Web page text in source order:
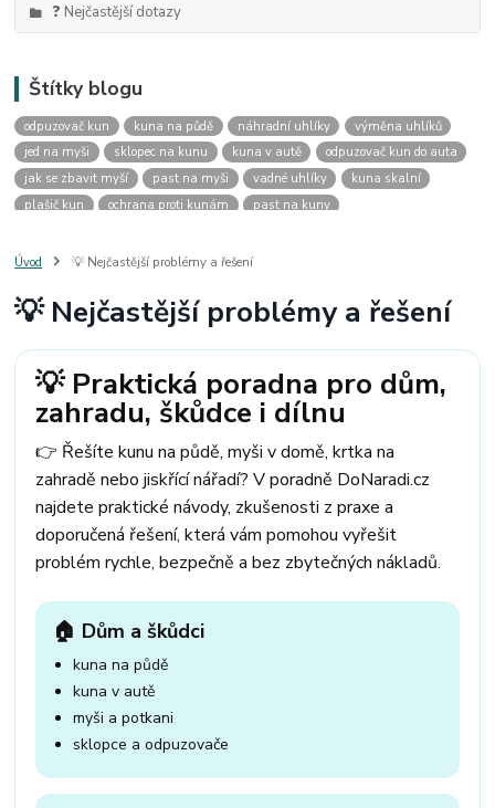
❓ Nejčastější dotazy
Štítky blogu
odpuzovač kun kuna na půdě náhradní uhlíky
výměna uhlíků
jed na myši
sklopec na kunu kuna v autě
odpuzovač kun do auta
jak se zbavit myší
past na myši vadné uhlíky
kuna skalní
plašič kun
ochrana proti kunám
past na kuny
past na kunu
myši v domě odpuzovač myší
štěnice
štěnice v hotelu jak se zbavit kuny
kuna ve střeše
mravenci a mšice
uhlíky do nářadí
uhlíky do nařadí
uhlíky do vysavače
uhlíky do pračky uhlíky do
uhlíky parkside
uhlíky ferm uhlíky makita
uhlíkové kartáče
kde sehnat uhlíky
kde koupit uhlíky
Úvod 💡 Nejčastější problémy a řešení
💡 Nejčastější problémy a řešení
💡 Praktická poradna pro dům,
zahradu, škůdce i dílnu
👉 Řešíte kunu na půdě, myši v domě, krtka na
zahradě nebo jiskřící nářadí? V poradně DoNaradi.cz
najdete praktické návody, zkušenosti z praxe a
doporučená řešení, která vám pomohou vyřešit
problém rychle, bezpečně a bez zbytečných nákladů.
🏠 Dům a škůdci
kuna na půdě
kuna v autě
myši a potkani
sklopce a odpuzovače